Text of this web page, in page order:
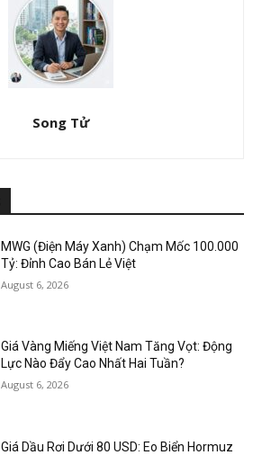
Song Tử
MWG (Điện Máy Xanh) Chạm Mốc 100.000
Tỷ: Đỉnh Cao Bán Lẻ Việt
August 6, 2026
Giá Vàng Miếng Việt Nam Tăng Vọt: Động
Lực Nào Đẩy Cao Nhất Hai Tuần?
August 6, 2026
Giá Dầu Rơi Dưới 80 USD: Eo Biển Hormuz